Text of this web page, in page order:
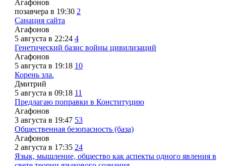
Агафонов
позавчера в 19:30 2
Санация сайта
Агафонов
5 августа в 22:24 4
Генетический базис войны цивилизаций
Агафонов
5 августа в 19:18 10
Корень зла.
Дмитрий
5 августа в 09:18 11
Предлагаю поправки в Конституцию
Агафонов
3 августа в 19:47 53
Общественная безопасность (база)
Агафонов
2 августа в 17:35 24
Язык, мышление, общество как аспекты одного явления в